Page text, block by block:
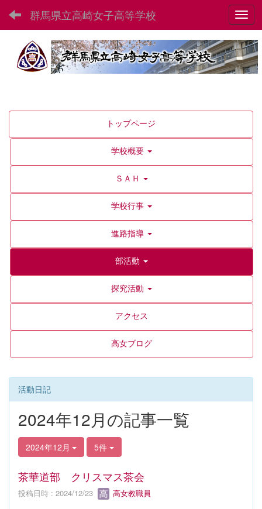
群馬県立高崎女子高等学校
トップページ
学校概要
ＳＡＨ
学校行事
進路指導
部活動
探究活動
アクセス
高女ブログ
活動日記
2024年12月の記事一覧
2024年12月 5件
茶華道部 クリスマス茶会
投稿日時 : 2024/12/23 高女教職員